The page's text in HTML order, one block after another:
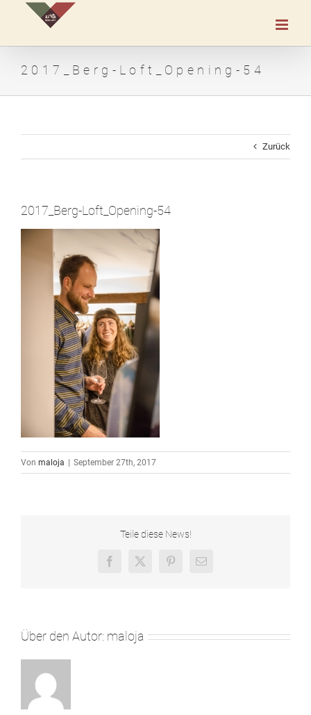
2017_Berg-Loft_Opening-54
Zurück
2017_Berg-Loft_Opening-54
Von maloja | September 27th, 2017
Teile diese News!
Facebook
X Pinterest
E-
Über den Autor: maloja